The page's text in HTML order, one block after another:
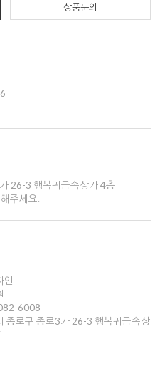
상품문의
26-3 행복귀금속상가 4층
주세요.
인
6008
종로구 종로3가 26-3 행복귀금속상